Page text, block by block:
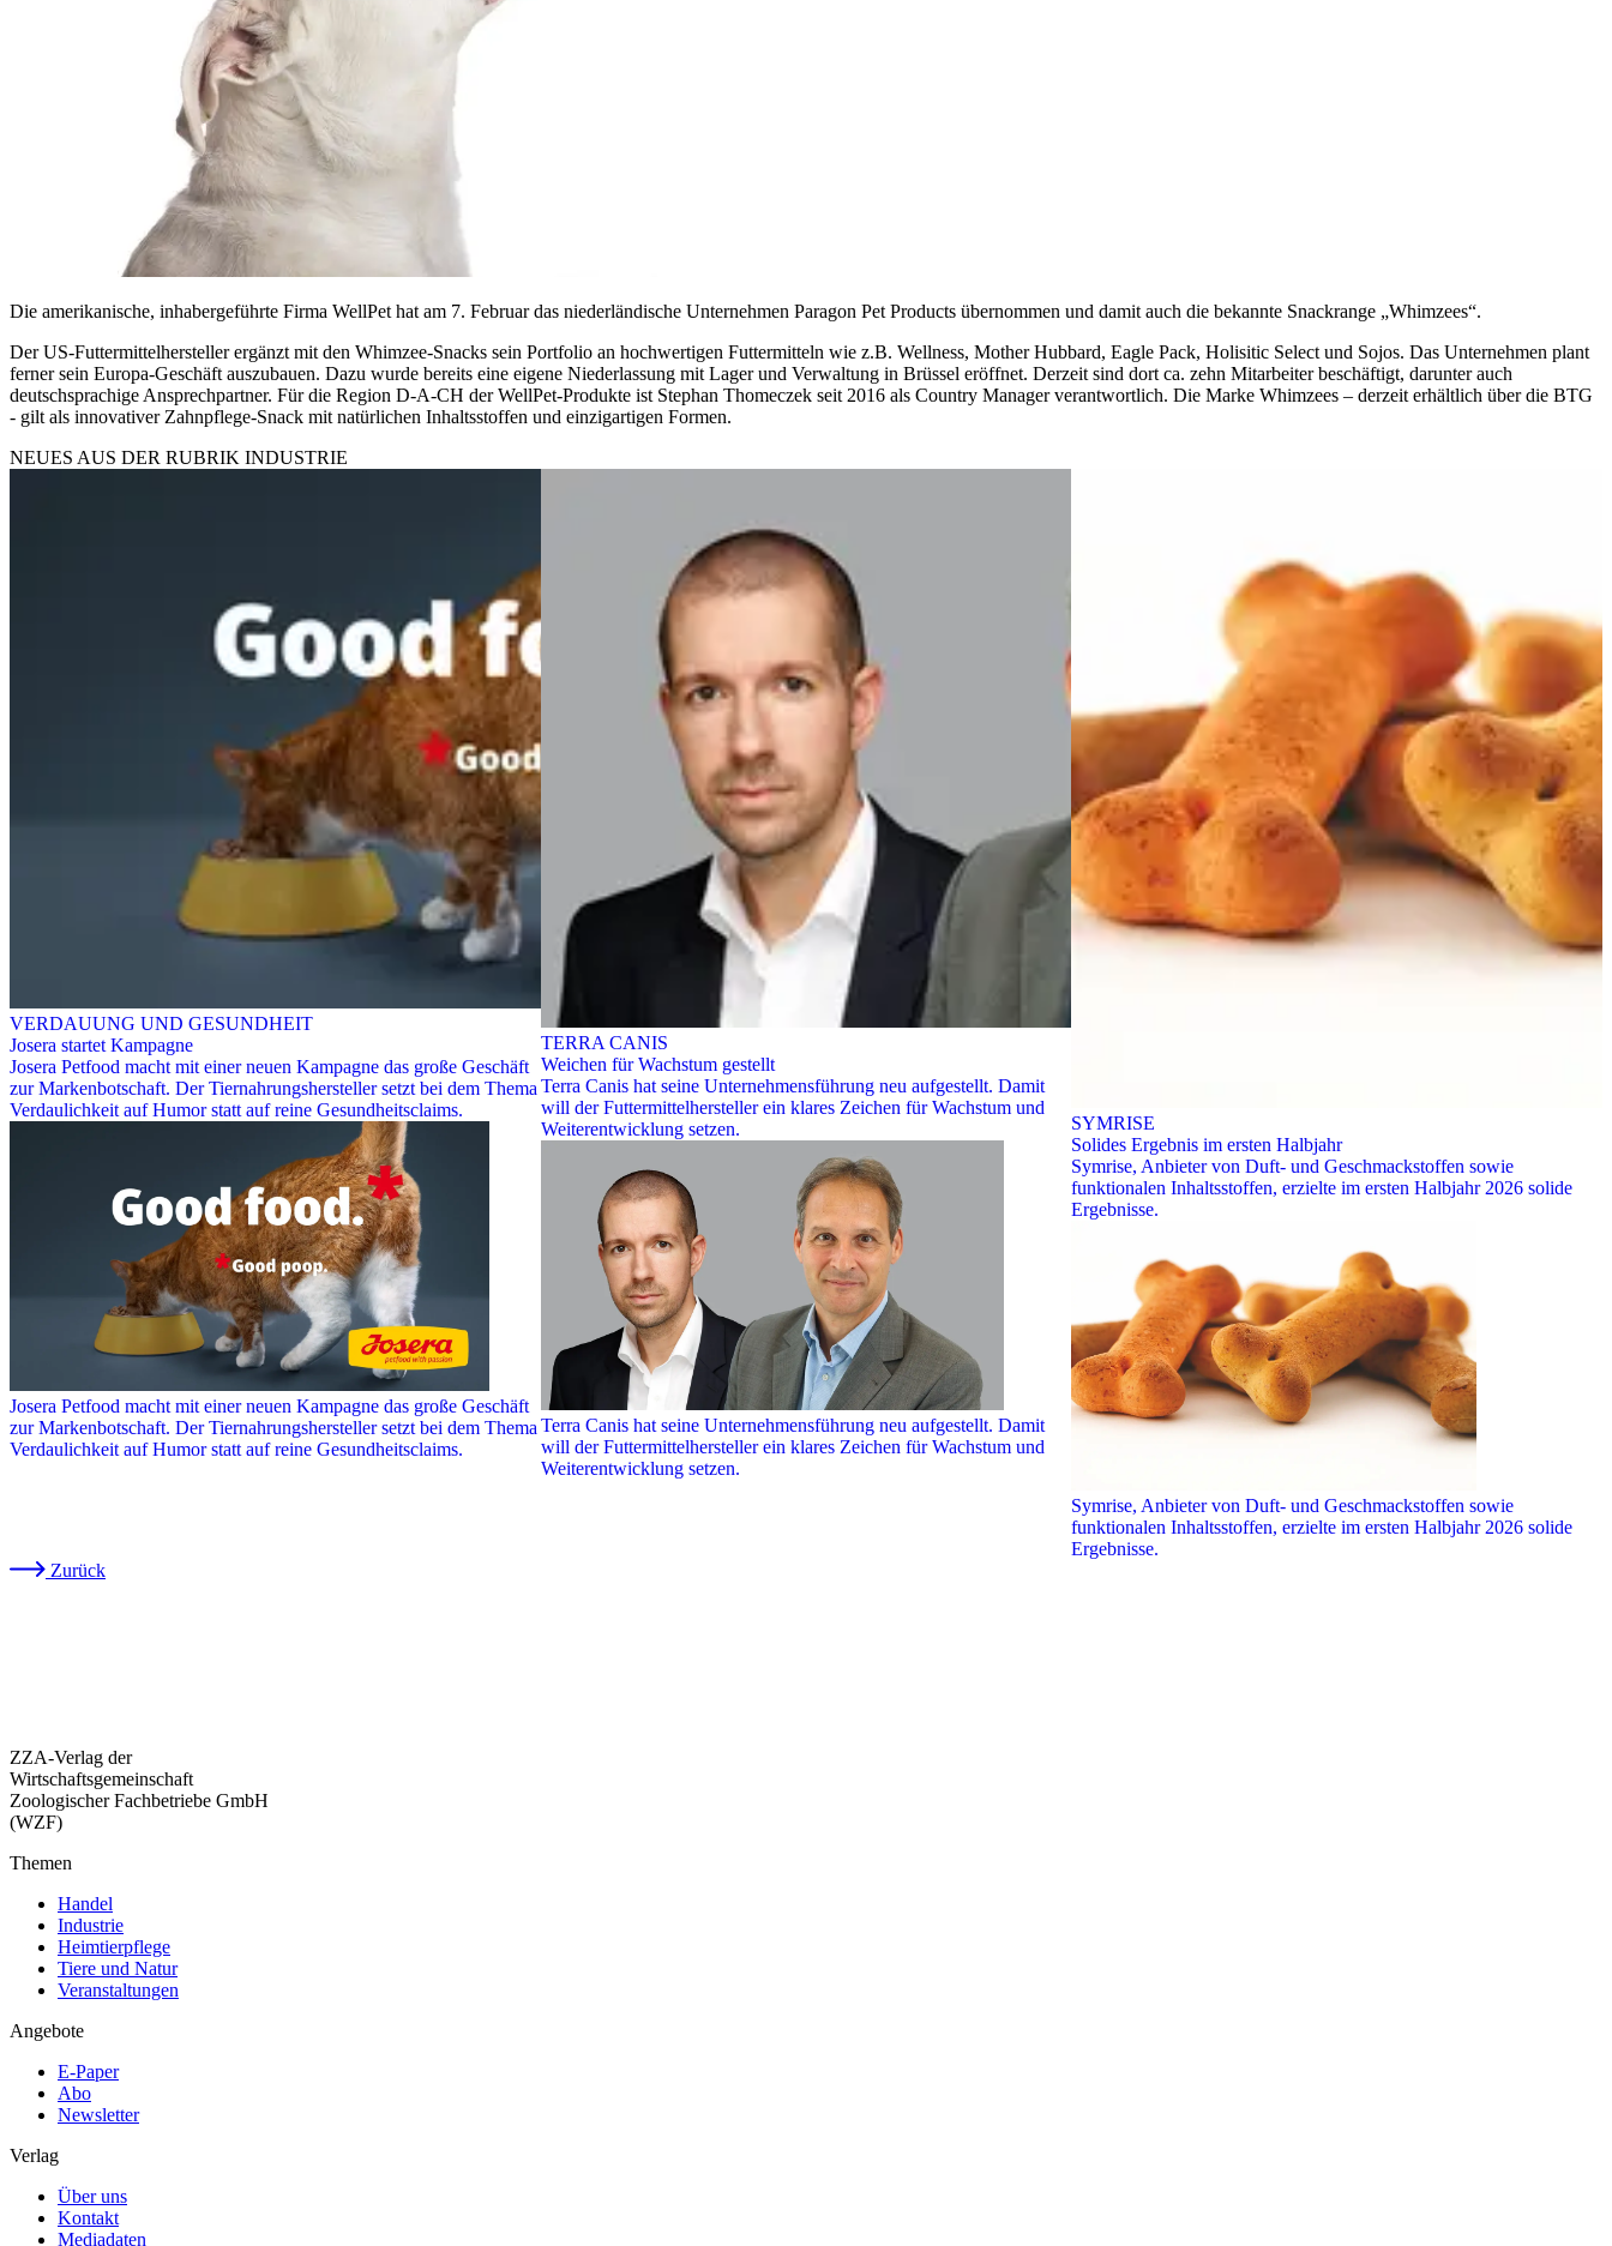
Die amerikanische, inhabergeführte Firma WellPet hat am 7. Februar das niederländische Unternehmen Paragon Pet Products übernommen und damit auch die bekannte Snackrange „Whimzees“.
Der US-Futtermittelhersteller ergänzt mit den Whimzee-Snacks sein Portfolio an hochwertigen Futtermitteln wie z.B. Wellness, Mother Hubbard, Eagle Pack, Holisitic Select und Sojos. Das Unternehmen plant
ferner sein Europa-Geschäft auszubauen. Dazu wurde bereits eine eigene Niederlassung mit Lager und Verwaltung in Brüssel eröffnet. Derzeit sind dort ca. zehn Mitarbeiter beschäftigt, darunter auch
deutschsprachige Ansprechpartner. Für die Region D-A-CH der WellPet-Produkte ist Stephan Thomeczek seit 2016 als Country Manager verantwortlich. Die Marke Whimzees – derzeit erhältlich über die BTG
- gilt als innovativer Zahnpflege-Snack mit natürlichen Inhaltsstoffen und einzigartigen Formen.
NEUES AUS DER RUBRIK INDUSTRIE
VERDAUUNG UND GESUNDHEIT
Josera startet Kampagne
Josera Petfood macht mit einer neuen Kampagne das große Geschäft
zur Markenbotschaft. Der Tiernahrungshersteller setzt bei dem Thema
Verdaulichkeit auf Humor statt auf reine Gesundheitsclaims.
Josera Petfood macht mit einer neuen Kampagne das große Geschäft
zur Markenbotschaft. Der Tiernahrungshersteller setzt bei dem Thema
Verdaulichkeit auf Humor statt auf reine Gesundheitsclaims.
TERRA CANIS
Weichen für Wachstum gestellt
Terra Canis hat seine Unternehmensführung neu aufgestellt. Damit
will der Futtermittelhersteller ein klares Zeichen für Wachstum und
Weiterentwicklung setzen.
Terra Canis hat seine Unternehmensführung neu aufgestellt. Damit
will der Futtermittelhersteller ein klares Zeichen für Wachstum und
Weiterentwicklung setzen.
SYMRISE
Solides Ergebnis im ersten Halbjahr
Symrise, Anbieter von Duft- und Geschmackstoffen sowie
funktionalen Inhaltsstoffen, erzielte im ersten Halbjahr 2026 solide
Ergebnisse.
Symrise, Anbieter von Duft- und Geschmackstoffen sowie
funktionalen Inhaltsstoffen, erzielte im ersten Halbjahr 2026 solide
Ergebnisse.
Zurück
ZZA-Verlag der
Wirtschaftsgemeinschaft
Zoologischer Fachbetriebe GmbH
(WZF)
Themen
Handel
Industrie
Heimtierpflege
Tiere und Natur
Veranstaltungen
Angebote
E-Paper
Abo
Newsletter
Verlag
Über uns
Kontakt
Mediadaten